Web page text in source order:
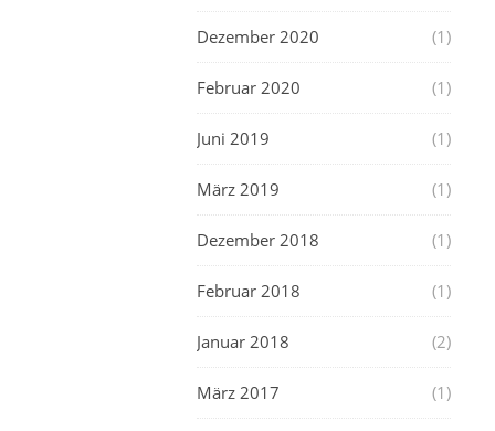
Dezember 2020 (1)
Februar 2020 (1)
Juni 2019 (1)
März 2019 (1)
Dezember 2018 (1)
Februar 2018 (1)
Januar 2018 (2)
März 2017 (1)